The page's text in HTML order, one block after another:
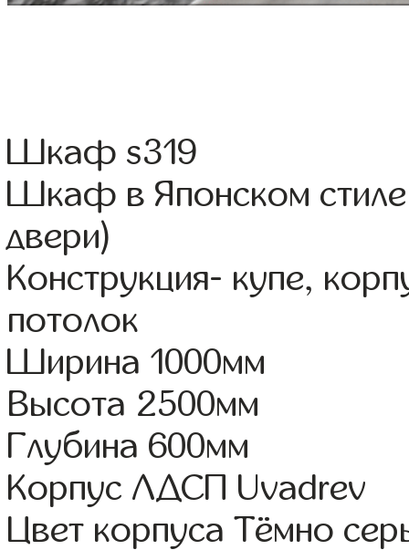
Шкаф s319
Шкаф в Японском
двери)
Конструкция- купе,
потолок
Ширина 1000мм
Высота 2500мм
Глубина 600мм
Корпус ЛДСП Uvadrev
Цвет корпуса Тёмно